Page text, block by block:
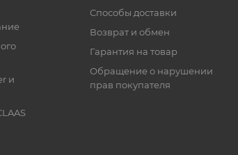
и
Способы доставки
Возврат и обмен
Гарантия на товар
Обращение о нарушении
прав покупателя